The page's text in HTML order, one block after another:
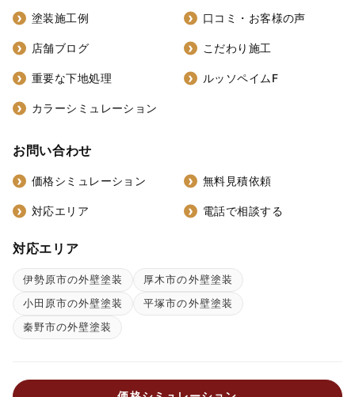
塗装施工例 口コミ・お客様の声
店舗ブログ こだわり施工
重要な下地処理 ルッソペイムF
カラーシミュレーション
お問い合わせ
価格シミュレーション 無料見積依頼
対応エリア 電話で相談する
対応エリア
伊勢原市の外壁塗装
厚木市の外壁塗装
小田原市の外壁塗装
平塚市の外壁塗装
秦野市の外壁塗装